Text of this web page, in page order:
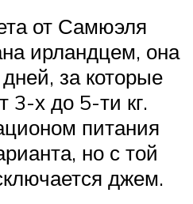
от Самюэля
ирландцем, она
за которые
3-х до 5-ти кг.
питания
но с той
джем.